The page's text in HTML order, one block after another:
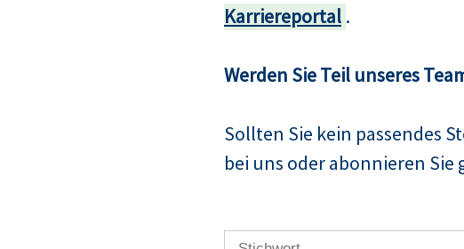
Karriereportal .
Werden Sie Teil unseres
Sollten Sie kein passendes
bei uns oder abonnieren